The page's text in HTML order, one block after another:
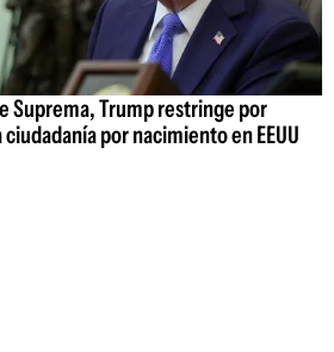
Suprema, Trump restringe por
por nacimiento en EEUU